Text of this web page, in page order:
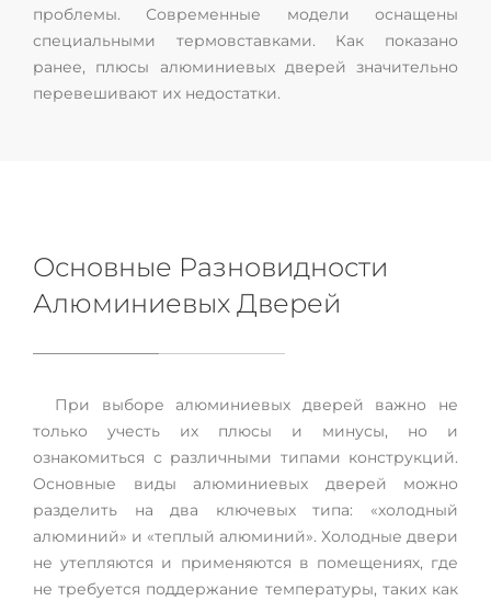
проблемы. Современные модели оснащены
специальными термовставками. Как показано
ранее, плюсы алюминиевых дверей значительно
перевешивают их недостатки.
Основные Разновидности
Алюминиевых Дверей
При выборе алюминиевых дверей важно не
только учесть их плюсы и минусы, но и
ознакомиться с различными типами конструкций.
Основные виды алюминиевых дверей можно
разделить на два ключевых типа: «холодный
алюминий» и «теплый алюминий». Холодные двери
не утепляются и применяются в помещениях, где
не требуется поддержание температуры, таких как